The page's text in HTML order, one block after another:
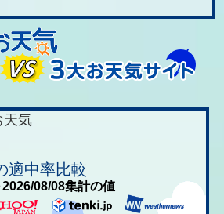
天気
適中率比較
08/08集計の値